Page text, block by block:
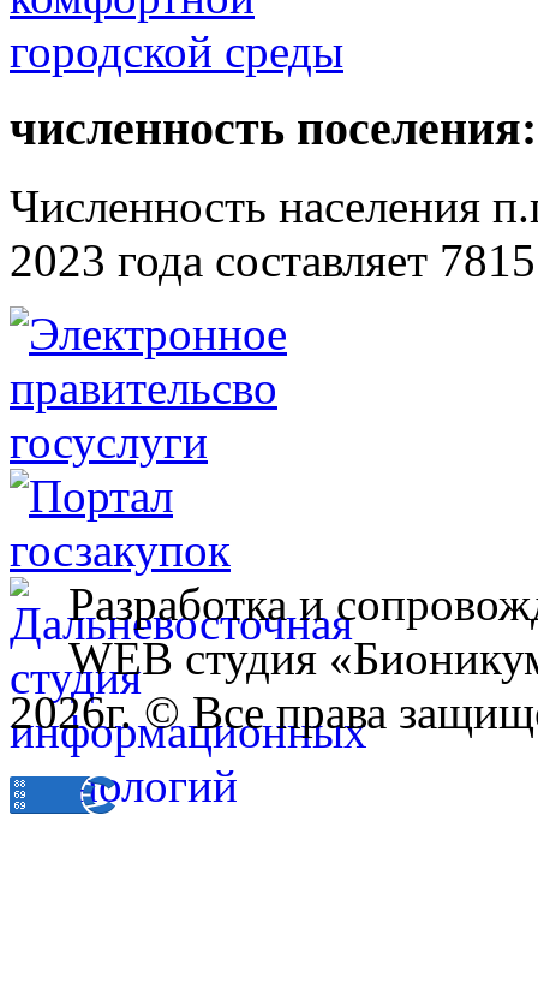
численность поселения:
Численность населения
2023 года составляет
Разработка и
WEB студия
2026г. © Все права